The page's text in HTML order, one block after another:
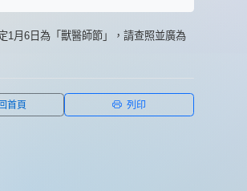
1月6日為「獸醫師節」，請查照並廣為
首頁 列印